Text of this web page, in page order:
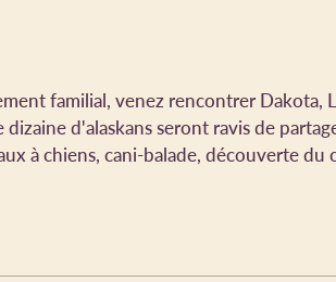
familial, venez rencontrer Dakota,
d'alaskans seront ravis de
à chiens, cani-balade, découverte du